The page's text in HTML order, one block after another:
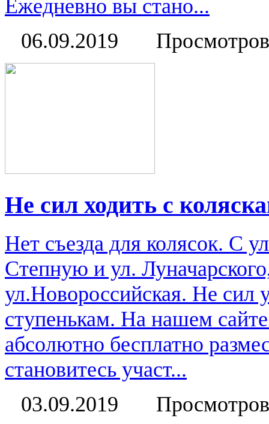
Ежедневно вы стано...
06.09.2019
Не сил ходить с
Нет съезда для колясок. С
Степную и ул.
ул.Новороссийская. Не сил
ступенькам. На нашем
абсолютно бесплатно
становитесь участ...
03.09.2019